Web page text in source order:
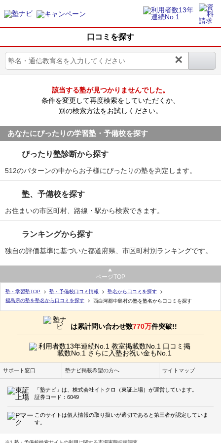
口コミを探す
×
該当する塾が見つかりませんでした。
条件を変更して再度検索をしていただくか、
別の検索方法をお試しください。
あなたにぴったりの学習塾・予備校を探す
ぴったり塾診断から探す
512のパターンの中からお子様にぴったりの塾を判定します。
塾、予備校を探す
お住まいの市区町村、路線・駅から検索できます。
ランキングから探す
独自の評価基準に基づいた都道府県、市区町村別ランキングです。
ページTOP
塾・学習塾TOP 塾・予備校口コミ情報
塾名から口コミを探す
福島県の塾を塾名から口コミを探す
西白河郡中島村の塾を塾名から口コミを探す
は累計問い合わせ数770万件突破!!
サポート窓口 塾ナビ掲載希望の方へ サイトマップ
「塾ナビ」は、株式会社イトクロ（東証上場）が運営しています。
証券コード：6049
このサイトは個人情報の取り扱いが適切であると第三者が認定していま
す。